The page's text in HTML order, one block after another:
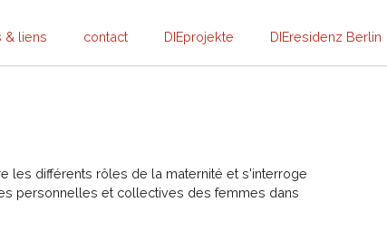
& liens contact DIEprojekte DIEresidenz Berlin
les différents rôles de la maternité et s'interroge
personnelles et collectives des femmes dans